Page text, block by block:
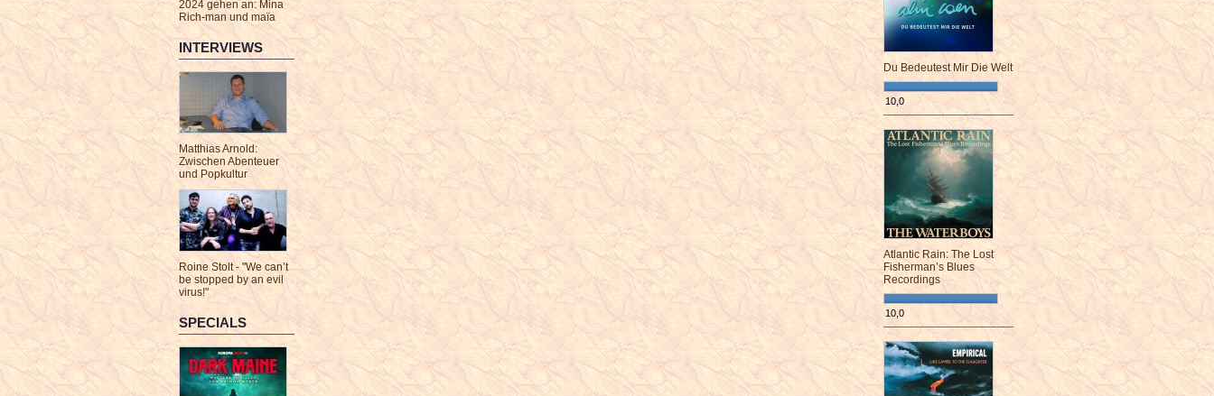
2024 gehen an: Mina
Rich-man und maïa
INTERVIEWS
Matthias Arnold:
Zwischen Abenteuer
und Popkultur
Roine Stolt - "We can’t
be stopped by an evil
virus!"
SPECIALS
Du Bedeutest Mir Die Welt
10,0
¯¯¯¯¯¯¯¯¯¯¯¯¯¯¯¯¯¯¯¯¯¯¯¯
Atlantic Rain: The Lost
Fisherman’s Blues
Recordings
10,0
¯¯¯¯¯¯¯¯¯¯¯¯¯¯¯¯¯¯¯¯¯¯¯¯